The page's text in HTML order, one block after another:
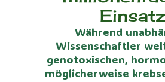
Während
Wissenschaftler
genotoxischen,
möglicherweise